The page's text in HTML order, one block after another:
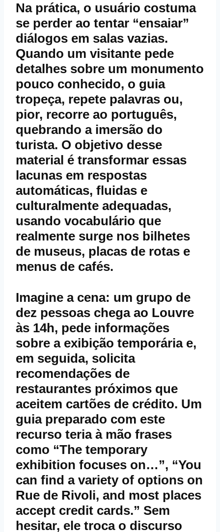
Na prática, o usuário costuma
se perder ao tentar “ensaiar”
diálogos em salas vazias.
Quando um visitante pede
detalhes sobre um monumento
pouco conhecido, o guia
tropeça, repete palavras ou,
pior, recorre ao português,
quebrando a imersão do
turista. O objetivo desse
material é transformar essas
lacunas em respostas
automáticas, fluidas e
culturalmente adequadas,
usando vocabulário que
realmente surge nos bilhetes
de museus, placas de rotas e
menus de cafés.
Imagine a cena: um grupo de
dez pessoas chega ao Louvre
às 14h, pede informações
sobre a exibição temporária e,
em seguida, solicita
recomendações de
restaurantes próximos que
aceitem cartões de crédito. Um
guia preparado com este
recurso teria à mão frases
como “The temporary
exhibition focuses on…”, “You
can find a variety of options on
Rue de Rivoli, and most places
accept credit cards.” Sem
hesitar, ele troca o discurso